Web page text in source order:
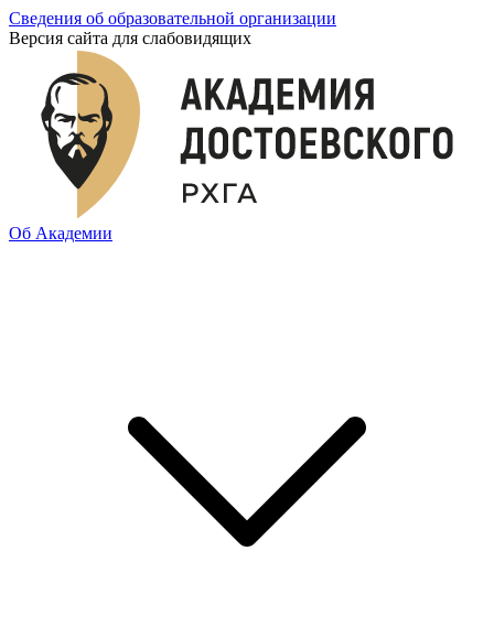
Сведения об образовательной организации
Версия сайта для слабовидящих
Об Академии